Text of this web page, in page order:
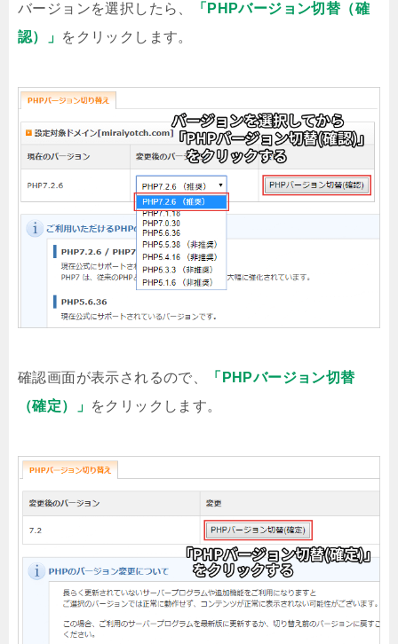
バージョンを選択したら、
「PHPバージョン切替（確
認）」 をクリックします。
確認画面が表示されるので、
「PHPバージョン切替
（確定）」 をクリックします。